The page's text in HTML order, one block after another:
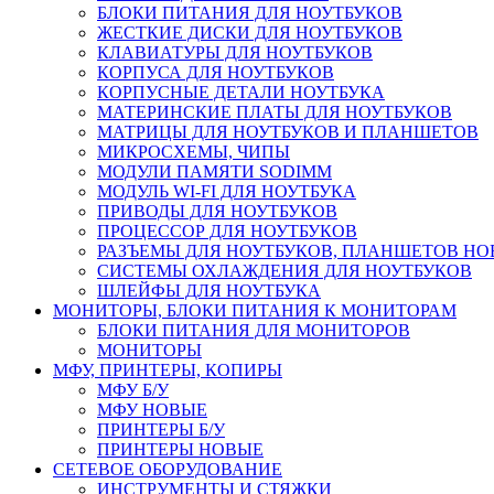
БЛОКИ ПИТАНИЯ ДЛЯ НОУТБУКОВ
ЖЕСТКИЕ ДИСКИ ДЛЯ НОУТБУКОВ
КЛАВИАТУРЫ ДЛЯ НОУТБУКОВ
КОРПУСА ДЛЯ НОУТБУКОВ
КОРПУСНЫЕ ДЕТАЛИ НОУТБУКА
МАТЕРИНСКИЕ ПЛАТЫ ДЛЯ НОУТБУКОВ
МАТРИЦЫ ДЛЯ НОУТБУКОВ И ПЛАНШЕТОВ
МИКРОСХЕМЫ, ЧИПЫ
МОДУЛИ ПАМЯТИ SODIMM
МОДУЛЬ WI-FI ДЛЯ НОУТБУКА
ПРИВОДЫ ДЛЯ НОУТБУКОВ
ПРОЦЕССОР ДЛЯ НОУТБУКОВ
РАЗЪЕМЫ ДЛЯ НОУТБУКОВ, ПЛАНШЕТОВ
СИСТЕМЫ ОХЛАЖДЕНИЯ ДЛЯ НОУТБУКОВ
ШЛЕЙФЫ ДЛЯ НОУТБУКА
МОНИТОРЫ, БЛОКИ ПИТАНИЯ К МОНИТОРАМ
БЛОКИ ПИТАНИЯ ДЛЯ МОНИТОРОВ
МОНИТОРЫ
МФУ, ПРИНТЕРЫ, КОПИРЫ
МФУ Б/У
МФУ НОВЫЕ
ПРИНТЕРЫ Б/У
ПРИНТЕРЫ НОВЫЕ
СЕТЕВОЕ ОБОРУДОВАНИЕ
ИНСТРУМЕНТЫ И СТЯЖКИ